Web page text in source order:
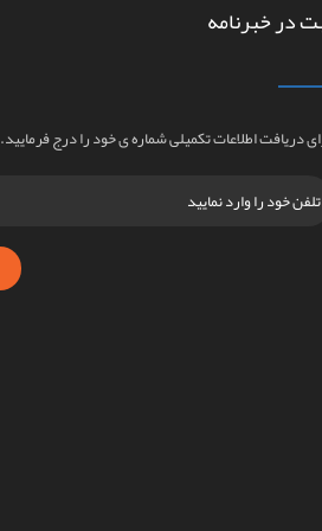
در خبرنامه
دریافت اطلاعات تکمیلی شماره ی خود را درج فرمایید.